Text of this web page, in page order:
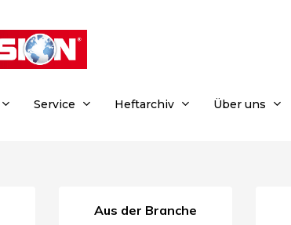
Service Heftarchiv Über uns
Aus der Branche